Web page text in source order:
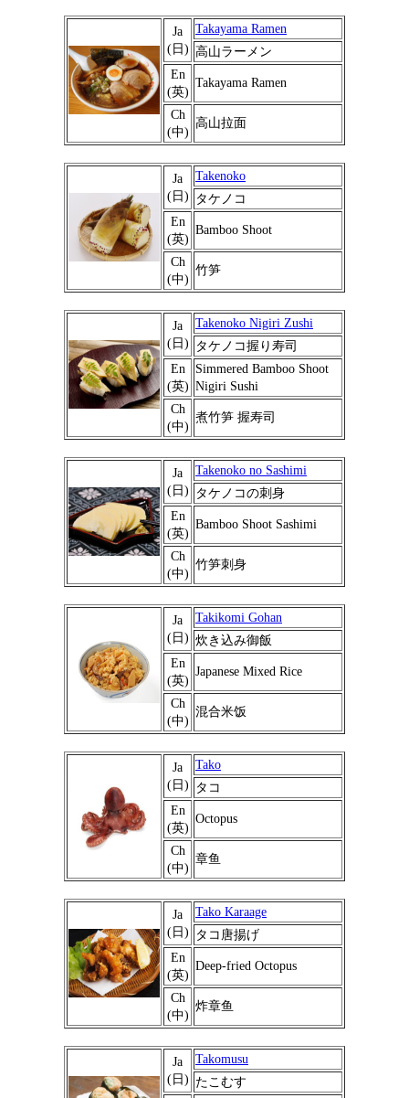
Ja
(日)
Takayama Ramen
高山ラーメン
En
(英)
Takayama Ramen
Ch
(中)
高山拉面
Ja
(日)
Takenoko
タケノコ
En
(英)
Bamboo Shoot
Ch
(中)
竹笋
Ja
(日)
Takenoko Nigiri Zushi
タケノコ握り寿司
En
(英)
Simmered Bamboo Shoot
Nigiri Sushi
Ch
(中)
煮竹笋 握寿司
Ja
(日)
Takenoko no Sashimi
タケノコの刺身
En
(英)
Bamboo Shoot Sashimi
Ch
(中)
竹笋刺身
Ja
(日)
Takikomi Gohan
炊き込み御飯
En
(英)
Japanese Mixed Rice
Ch
(中)
混合米饭
Ja
(日)
Tako
タコ
En
(英)
Octopus
Ch
(中)
章鱼
Ja
(日)
Tako Karaage
タコ唐揚げ
En
(英)
Deep-fried Octopus
Ch
(中)
炸章鱼
Ja
(日)
Takomusu
たこむす